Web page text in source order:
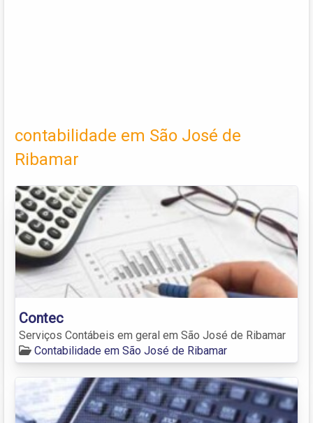
contabilidade em São José de
Ribamar
Contec
Serviços Contábeis em geral em São José de Ribamar
Contabilidade em São José de Ribamar